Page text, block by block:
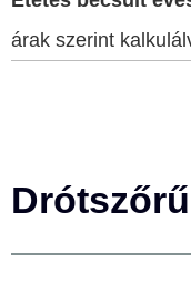
árak szerint